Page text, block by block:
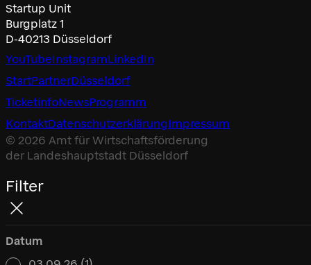
Startup Unit
Burgplatz 1
D-40213 Düsseldorf
YouTubeInstagramLinkedIn
StartPartnerDüsseldorf
TicketinfoNewsProgramm
KontaktDatenschutz­erklärungImpressum
© 2026 Amt für Wirtschaftsförderung
der Landeshauptstadt Düsseldorf
Filter
Datum